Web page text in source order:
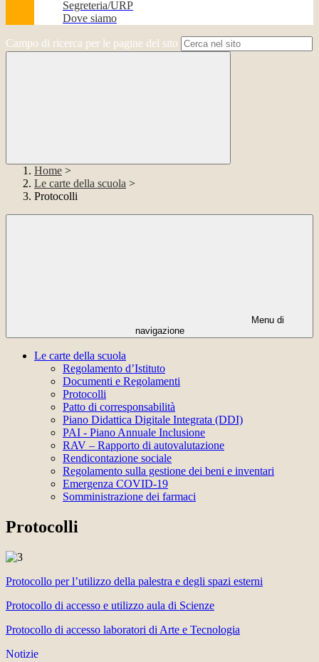
Segreteria/URP
Dove siamo
Campo di ricerca per le pagine del sito
Home >
Le carte della scuola >
Protocolli
Menu di
navigazione
Le carte della scuola
Regolamento d’Istituto
Documenti e Regolamenti
Protocolli
Patto di corresponsabilità
Piano Didattica Digitale Integrata (DDI)
PAI - Piano Annuale Inclusione
RAV – Rapporto di autovalutazione
Rendicontazione sociale
Regolamento sulla gestione dei beni e inventari
Emergenza COVID-19
Somministrazione dei farmaci
Protocolli
Protocollo per l’utilizzo della palestra e degli spazi esterni
Protocollo di accesso e utilizzo aula di Scienze
Protocollo di accesso laboratori di Arte e Tecnologia
Notizie